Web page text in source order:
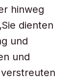
hinweg
dienten
und
und